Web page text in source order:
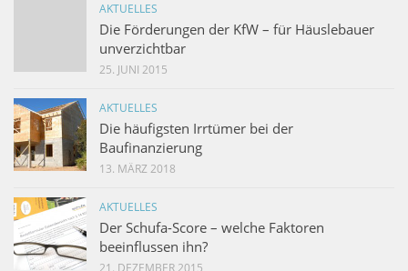
AKTUELLES
Die Förderungen der KfW – für Häuslebauer
unverzichtbar
25. JUNI 2015
AKTUELLES
Die häufigsten Irrtümer bei der
Baufinanzierung
13. MÄRZ 2018
AKTUELLES
Der Schufa-Score – welche Faktoren
beeinflussen ihn?